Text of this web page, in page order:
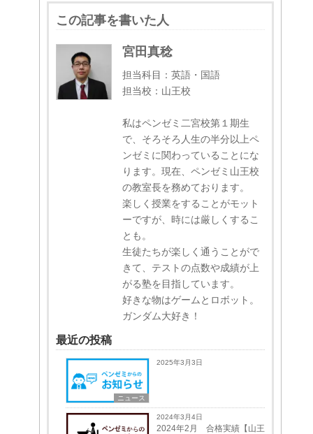
この記事を書いた人
宮田真稔
担当科目：英語・国語
担当校：山王校
私はペンゼミ二宮校第１期生
で、そろそろ人生の半分以上ペ
ンゼミに関わっていることにな
ります。現在、ペンゼミ山王校
の教室長を務めております。
楽しく授業をすることがモット
ーですが、時には厳しくするこ
とも。
生徒たちが楽しく通うことがで
きて、テストの点数や成績が上
がる塾を目指しています。
好きな物はゲームとロボット。
ガンダム大好き！
最近の投稿
ニュース
2025年3月3日
2024年3月4日
2024年2月 合格実績【山王